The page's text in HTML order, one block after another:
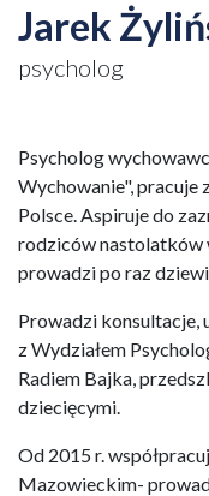
Jarek
psycholog
Psycholog
Wychowanie", pracuje
Polsce. Aspiruje do
rodziców nastolatków
prowadzi po raz
Prowadzi konsultacje,
z Wydziałem
Radiem Bajka,
dziecięcymi.
Od 2015 r.
Mazowieckim-